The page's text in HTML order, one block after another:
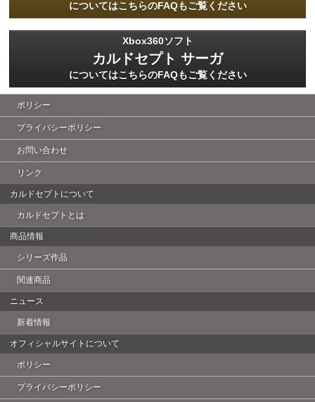
についてはこちらのFAQもご覧ください
Xbox360ソフト
カルドセプト サーガ
についてはこちらのFAQもご覧ください
ポリシー
プライバシーポリシー
お問い合わせ
リンク
カルドセプトについて
カルドセプトとは
商品情報
シリーズ作品
関連商品
ニュース
新着情報
オフィシャルサイトについて
ポリシー
プライバシーポリシー